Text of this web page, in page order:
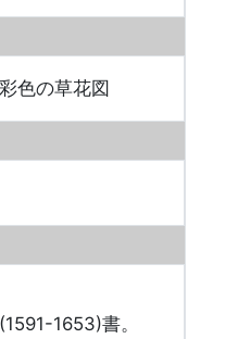
色の草花図
1653)書。